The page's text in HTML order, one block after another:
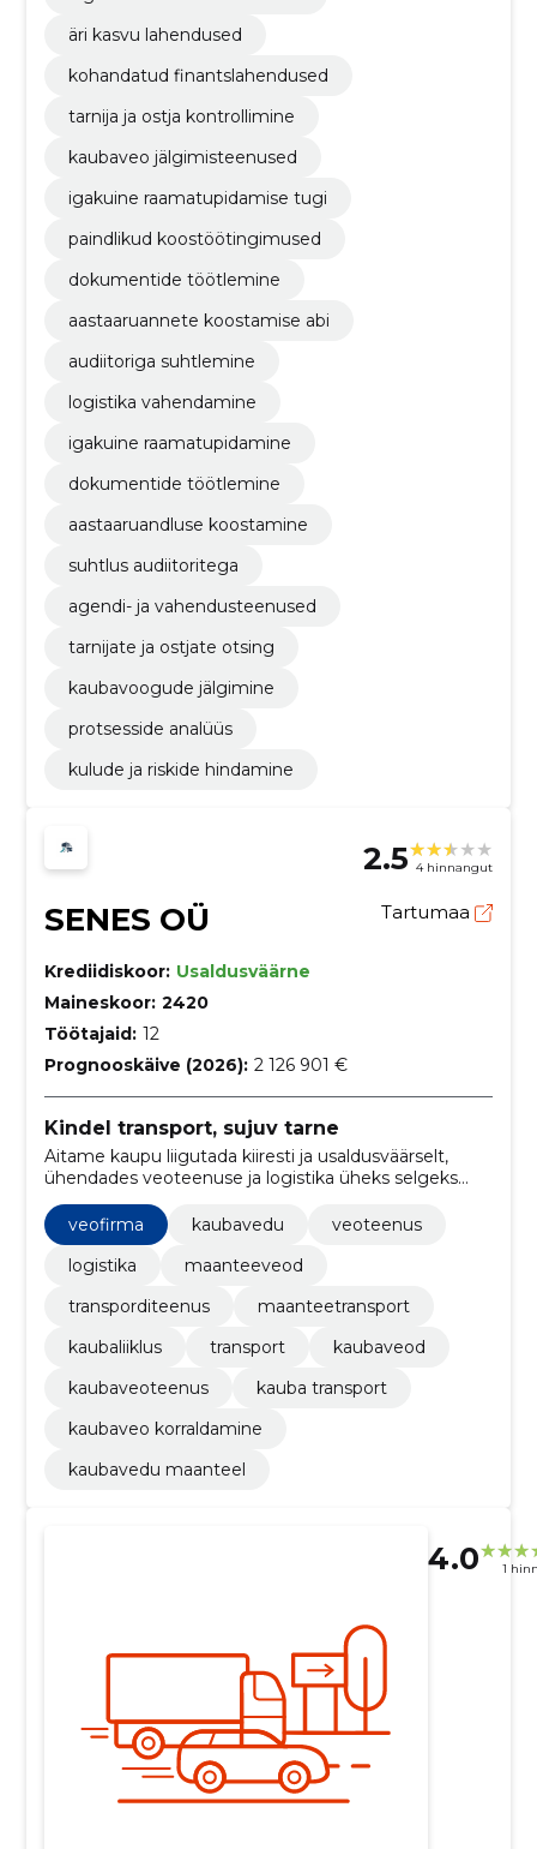
äri kasvu lahendused
kohandatud finantslahendused
tarnija ja ostja kontrollimine
kaubaveo jälgimisteenused
igakuine raamatupidamise tugi
paindlikud koostöötingimused
dokumentide töötlemine
aastaaruannete koostamise abi
audiitoriga suhtlemine
logistika vahendamine
igakuine raamatupidamine
dokumentide töötlemine
aastaaruandluse koostamine
suhtlus audiitoritega
agendi- ja vahendusteenused
tarnijate ja ostjate otsing
kaubavoogude jälgimine
protsesside analüüs
kulude ja riskide hindamine
2.5 4 hinnangut
SENES OÜ Tartumaa
Krediidiskoor: Usaldusväärne
Maineskoor: 2420
Töötajaid: 12
Prognooskäive (2026): 2 126 901 €
Kindel transport, sujuv tarne
Aitame kaupu liigutada kiiresti ja usaldusväärselt,
ühendades veoteenuse ja logistika üheks selgeks
lahenduseks. Sobib nii regulaarseteks kui ka
ühekordseteks vedudeks.
veofirma kaubavedu
veoteenus
logistika
maanteeveod
transporditeenus
maanteetransport
kaubaliiklus
transport
kaubaveod
kaubaveoteenus
kauba transport
kaubaveo korraldamine
kaubavedu maanteel
4.0 1